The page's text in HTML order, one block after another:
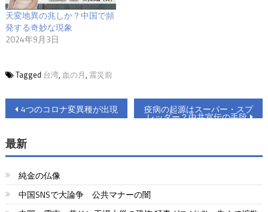
天変地異の兆しか？中国で頻
発する奇妙な現象
2024年9月3日
Tagged 台湾, 血の月 , 震災前
投
ナ
ビ
ゲ
4つのコロナ変異種が出現 疫病の起源はスーパー・スプ
レッダー？中共宣伝の手段
最新
純金の仏像
中国SNSで大論争 公共マナーの闇